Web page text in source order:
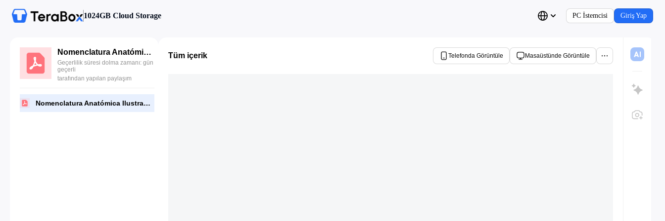
1024GB Cloud Storage PC İstemcisi Giriş Yap
Nomenclatura Anatómica Ilustrada - Feneis 5 Edición.pdf
Geçerlilik süresi dolma zamanı: gün
geçerli
tarafından yapılan paylaşım
Nomenclatura Anatómica Ilustrada - Feneis 5 Edición.pdf
Tüm içerik Telefonda Görüntüle Masaüstünde Görüntüle